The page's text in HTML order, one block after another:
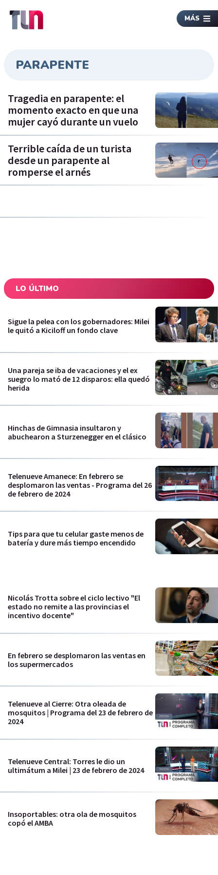
MÁS
PARAPENTE
Tragedia en parapente: el
momento exacto en que una
mujer cayó durante un vuelo
Terrible caída de un turista
desde un parapente al
romperse el arnés
LO ÚLTIMO
Sigue la pelea con los gobernadores: Milei
le quitó a Kiciloff un fondo clave
Una pareja se iba de vacaciones y el ex
suegro lo mató de 12 disparos: ella quedó
herida
Hinchas de Gimnasia insultaron y
abuchearon a Sturzenegger en el clásico
Telenueve Amanece: En febrero se
desplomaron las ventas - Programa del 26
de febrero de 2024
Tips para que tu celular gaste menos de
batería y dure más tiempo encendido
Nicolás Trotta sobre el ciclo lectivo "El
estado no remite a las provincias el
incentivo docente"
En febrero se desplomaron las ventas en
los supermercados
Telenueve al Cierre: Otra oleada de
mosquitos | Programa del 23 de febrero de
2024
Telenueve Central: Torres le dio un
ultimátum a Milei | 23 de febrero de 2024
Insoportables: otra ola de mosquitos
copó el AMBA